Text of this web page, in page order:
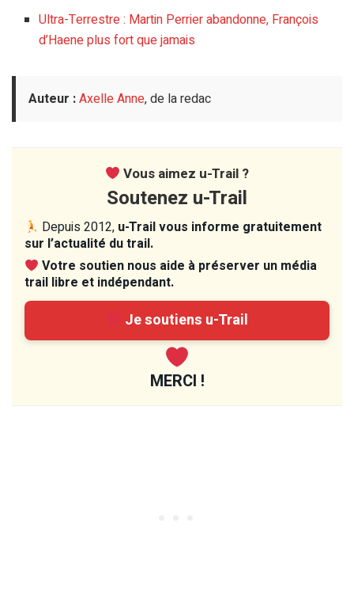
Ultra-Terrestre : Martin Perrier abandonne, François
d’Haene plus fort que jamais
Auteur :Axelle Anne, de la redac
Vous aimez u-Trail ?
Soutenez u-Trail
Depuis 2012, u-Trail vous informe gratuitement
sur l’actualité du trail.
Votre soutien nous aide à préserver un média
trail libre et indépendant.
Je soutiens u-Trail
MERCI !